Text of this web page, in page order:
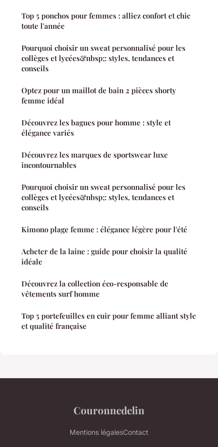
Top 5 ponchos pour femmes : alliez confort et chic
toute l'année
Pourquoi choisir un sweat personnalisé pour les
collèges et lycées&nbsp;: styles, tendances et
conseils
Optez pour un maillot de bain 2 pièces shorty
femme idéal
Découvrez les bagues pour homme : style et
élégance variés
Découvrez les marques de sportswear luxe
incontournables
Pourquoi choisir un sweat personnalisé pour les
collèges et lycées&nbsp;: styles, tendances et
conseils
Kimono plage femme : élégance légère pour l'été
Acheter de la laine : guide pour choisir la qualité
idéale
Découvrez la collection éco-responsable de
vêtements surf homme
Top 5 portefeuilles en cuir pour femme alliant style
et qualité française
Couronnedelin
Mentions légalesContact